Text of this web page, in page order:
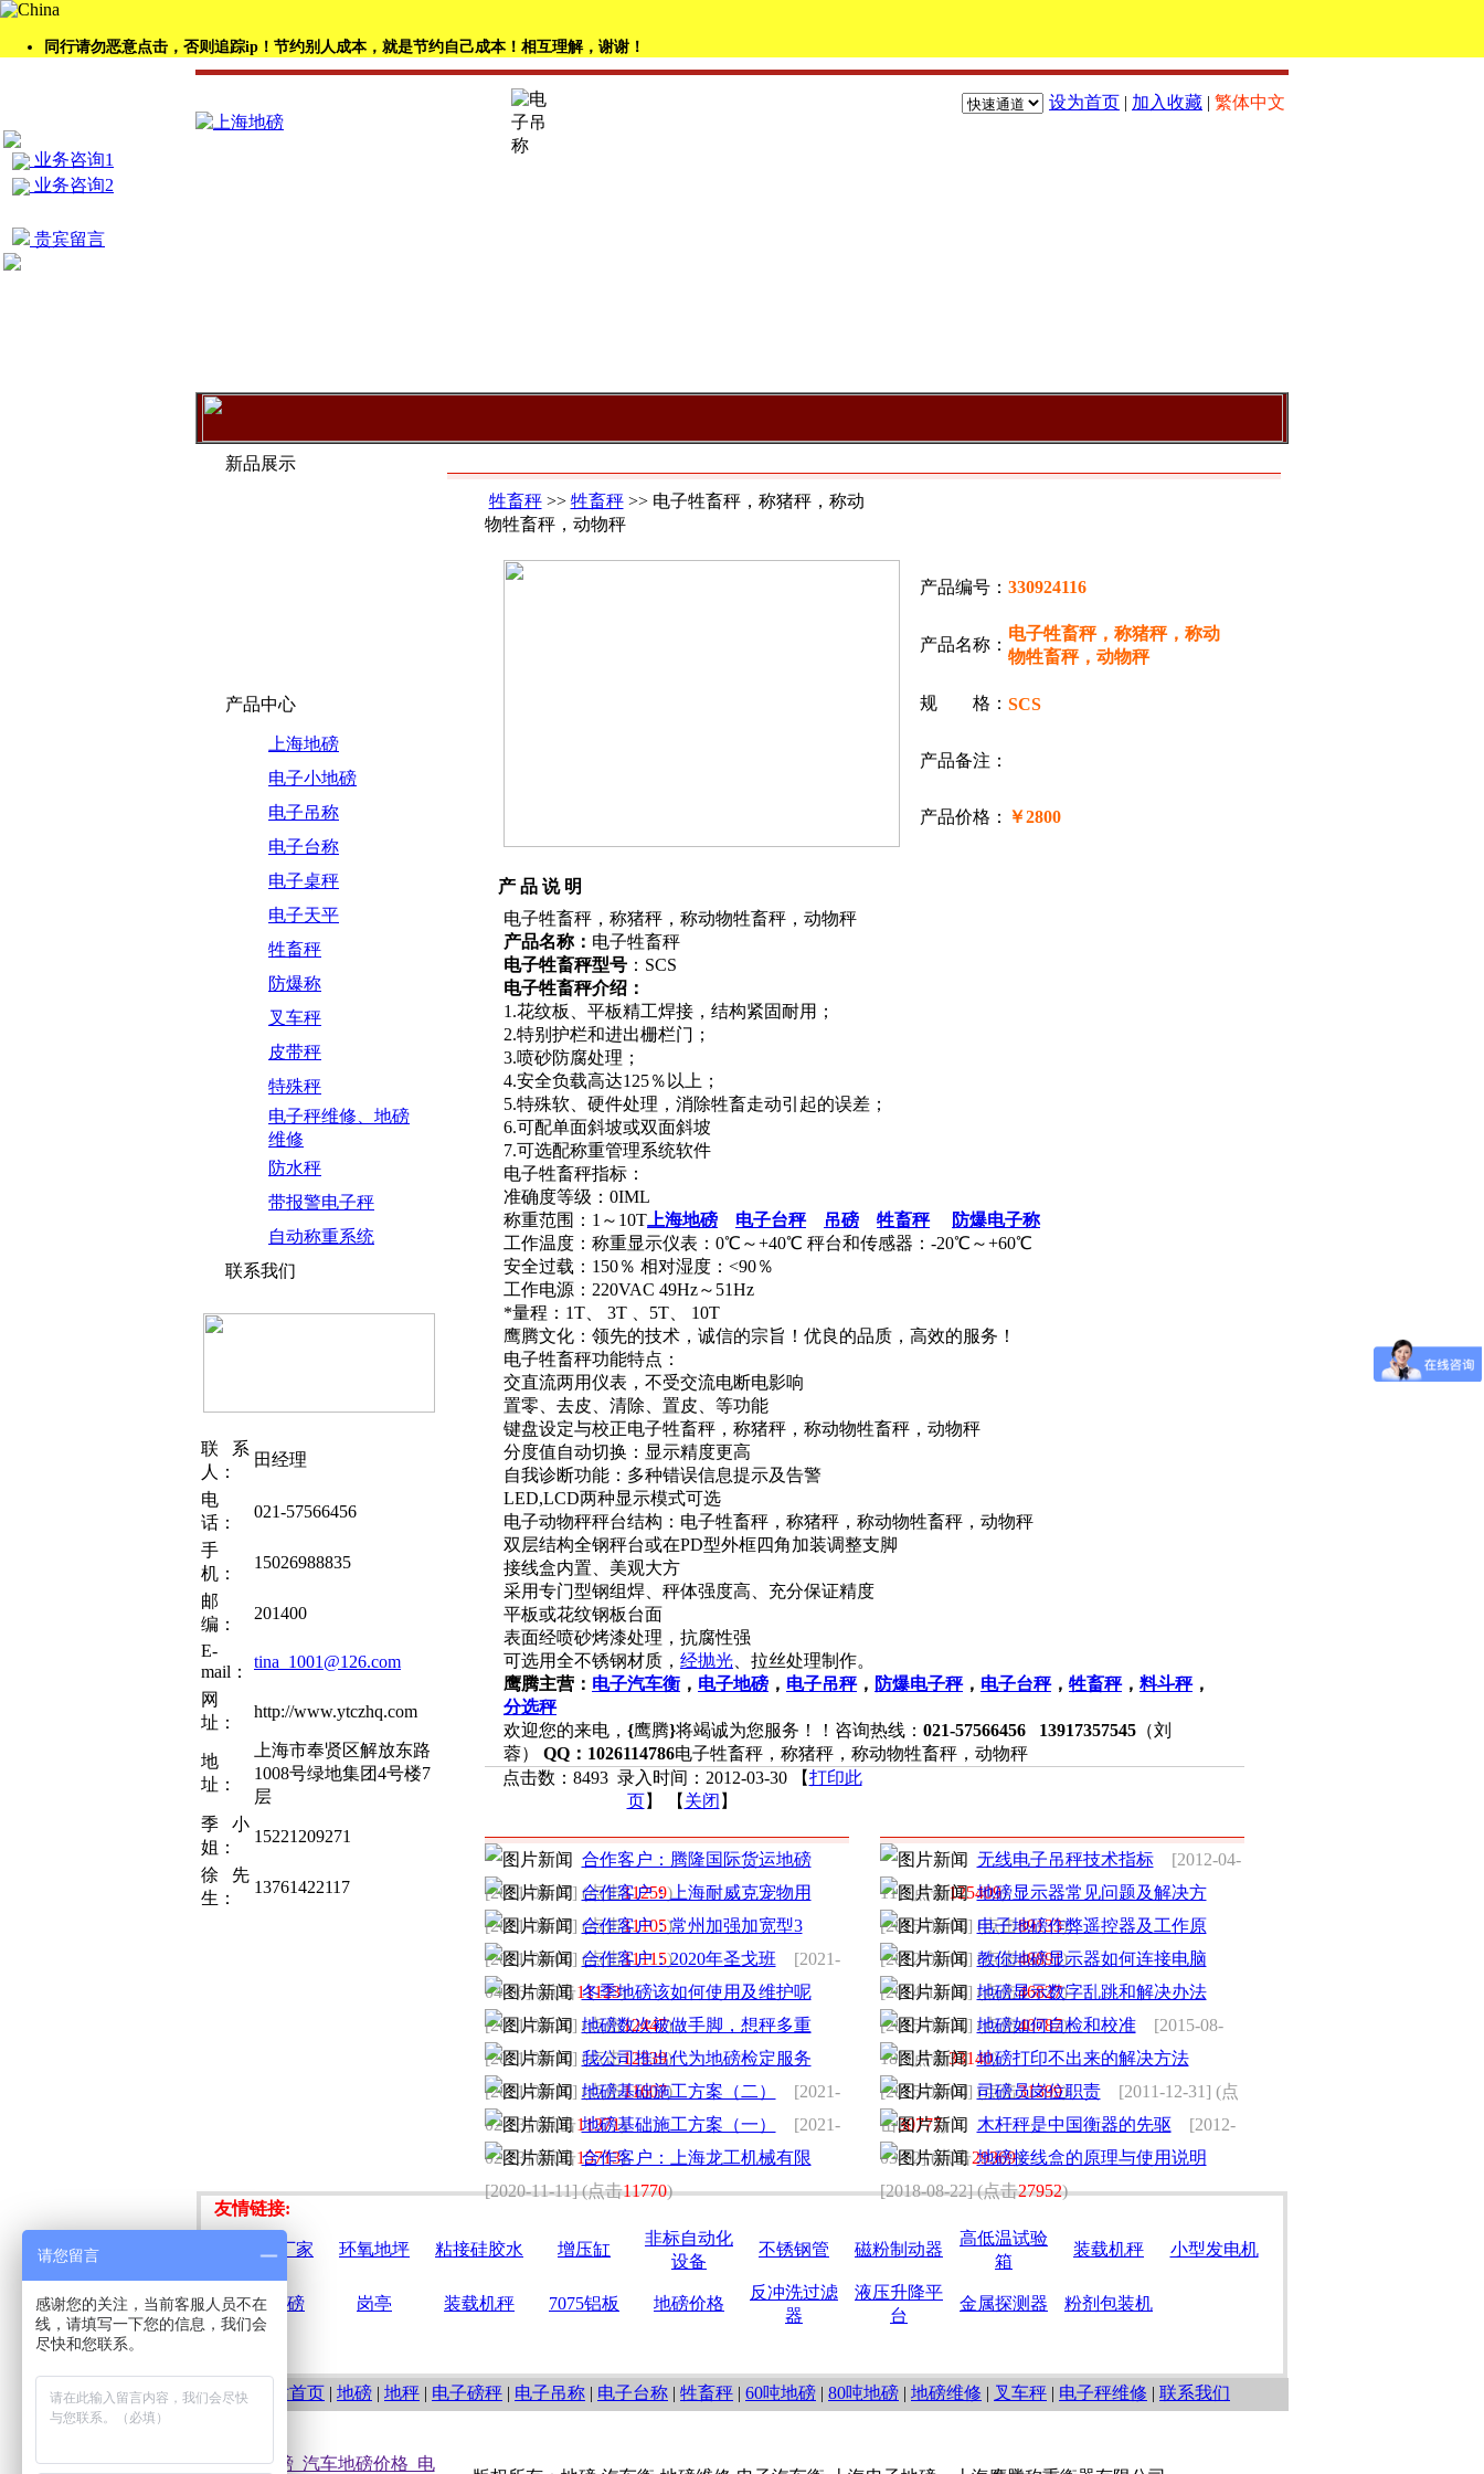
同行请勿恶意点击，否则追踪ip！节约别人成本，就是节约自己成本！相互理解，谢谢！
设为首页 | 加入收藏 | 繁体中文
新品展示
产品中心
上海地磅
电子小地磅
电子吊称
电子台称
电子桌秤
电子天平
牲畜秤
防爆称
叉车秤
皮带秤
特殊秤
电子秤维修、地磅
维修
防水秤
带报警电子秤
自动称重系统
联系我们
联系
人：
田经理
电
话：
021-57566456
手
机：
15026988835
邮
编：
201400
E-
mail：
tina_1001@126.com
网
址：
http://www.ytczhq.com
地
址：
上海市奉贤区解放东路
1008号绿地集团4号楼7
层
季小
姐：
15221209271
徐先
生：
13761422117
牲畜秤>> 牲畜秤>> 电子牲畜秤，称猪秤，称动
物牲畜秤，动物秤
产品编号： 330924116
产品名称：
电子牲畜秤，称猪秤，称动
物牲畜秤，动物秤
规 格： SCS
产品备注：
产品价格： ￥2800
产 品 说 明
电子牲畜秤，称猪秤，称动物牲畜秤，动物秤
产品名称： 电子牲畜秤
电子牲畜秤型号 ：SCS
电子牲畜秤介绍：
1.花纹板、平板精工焊接，结构紧固耐用；
2.特别护栏和进出栅栏门；
3.喷砂防腐处理；
4.安全负载高达125％以上；
5.特殊软、硬件处理，消除牲畜走动引起的误差；
6.可配单面斜坡或双面斜坡
7.可选配称重管理系统软件
电子牲畜秤指标：
准确度等级：0IML
称重范围：1～10T 上海地磅 电子台秤 吊磅 牲畜秤
防爆电子称
工作温度：称重显示仪表：0℃～+40℃ 秤台和传感器：-20℃～+60℃
安全过载：150％ 相对湿度：<90％
工作电源：220VAC 49Hz～51Hz
*量程：1T、 3T 、5T、 10T
鹰腾文化：领先的技术，诚信的宗旨！优良的品质，高效的服务！
电子牲畜秤功能特点：
交直流两用仪表，不受交流电断电影响
置零、去皮、清除、置皮、等功能
键盘设定与校正电子牲畜秤，称猪秤，称动物牲畜秤，动物秤
分度值自动切换：显示精度更高
自我诊断功能：多种错误信息提示及告警
LED,LCD两种显示模式可选
电子动物秤秤台结构：电子牲畜秤，称猪秤，称动物牲畜秤，动物秤
双层结构全钢秤台或在PD型外框四角加装调整支脚
接线盒内置、美观大方
采用专门型钢组焊、秤体强度高、充分保证精度
平板或花纹钢板台面
表面经喷砂烤漆处理，抗腐性强
可选用全不锈钢材质， 经抛光 、拉丝处理制作。
鹰腾主营： 电子汽车衡 ， 电子地磅 ， 电子吊秤， 防爆电子秤， 电子台秤， 牲畜秤， 料斗秤，
分选秤
欢迎您的来电， {鹰腾}将竭诚为您服务！！咨询热线： 021-57566456 13917357545 （刘
蓉）
QQ：1026114786电子牲畜秤，称猪秤，称动物牲畜秤，动物秤
点击数：8493 录入时间：2012-03-30 【打印此
页】 【 关闭 】
合作客户：腾隆国际货运地磅
[2021-06-17] (点击11259)
合作客户：上海耐威克宠物用
[2021-06-17] (点击11105)
合作客户：常州加强加宽型3
[2021-04-06] (点击11115)
合作客户：2020年圣戈班
[2021-
04-06] (点击11123)
冬季地磅该如何使用及维护呢
[2021-03-20] (点击12447)
地磅数次被做手脚，想秤多重
[2021-03-10] (点击12339)
我公司推出代为地磅检定服务
[2021-03-10] (点击11607)
地磅基础施工方案（二）
[2021-
02-23] (点击11371)
地磅基础施工方案（一）
[2021-
02-23] (点击15713)
合作客户：上海龙工机械有限
[2020-11-11] (点击11770)
无线电子吊秤技术指标
[2012-04-
11] (点击125409)
地磅显示器常见问题及解决方
[2015-05-08] (点击89133)
电子地磅作弊遥控器及工作原
[2012-01-06] (点击48891)
教你地磅显示器如何连接电脑
[2014-11-18] (点击46827)
地磅显示数字乱跳和解决办法
[2015-05-21] (点击40787)
地磅如何自检和校准
[2015-08-
18] (点击33140)
地磅打印不出来的解决方法
[2015-02-04] (点击31399)
司磅员岗位职责
[2011-12-31] (点
击30777) 木杆秤是中国衡器的先驱
[2012-
03-02] (点击29369)
地磅接线盒的原理与使用说明
[2018-08-22] (点击27952)
业务咨询1
业务咨询2
贵宾留言
友情链接:
平衡门厂家 环氧地坪 粘接硅胶水 增压缸
非标自动化
设备
不锈钢管 磁粉制动器
高低温试验
箱
装载机秤 小型发电机
电子地磅 岗亭 装载机秤 7075铝板 地磅价格
反冲洗过滤
器
液压升降平
台
金属探测器 粉剂包装机
网站首页 | 地磅 | 地秤 | 电子磅秤 | 电子吊称 | 电子台称 | 牲畜秤 | 60吨地磅 | 80吨地磅 | 地磅维修 | 叉车秤 | 电子秤维修 | 联系我们
请您留言
感谢您的关注，当前客服人员不在
线，请填写一下您的信息，我们会
尽快和您联系。